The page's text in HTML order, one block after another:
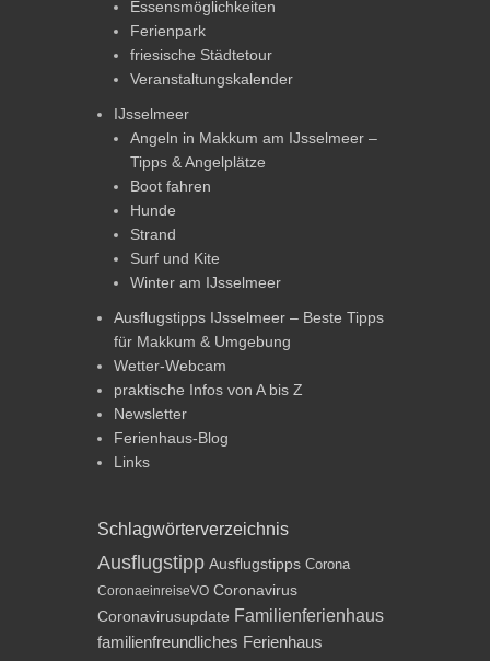
Essensmöglichkeiten
Ferienpark
friesische Städtetour
Veranstaltungskalender
IJsselmeer
Angeln in Makkum am IJsselmeer –
Tipps & Angelplätze
Boot fahren
Hunde
Strand
Surf und Kite
Winter am IJsselmeer
Ausflugstipps IJsselmeer – Beste Tipps
für Makkum & Umgebung
Wetter-Webcam
praktische Infos von A bis Z
Newsletter
Ferienhaus-Blog
Links
Schlagwörterverzeichnis
Ausflugstipp Ausflugstipps Corona
CoronaeinreiseVO Coronavirus
Coronavirusupdate Familienferienhaus
familienfreundliches Ferienhaus